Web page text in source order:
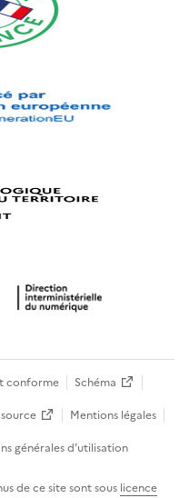
conforme
Schéma
Mentions légales
générales d’utilisation
de ce site sont sous licence